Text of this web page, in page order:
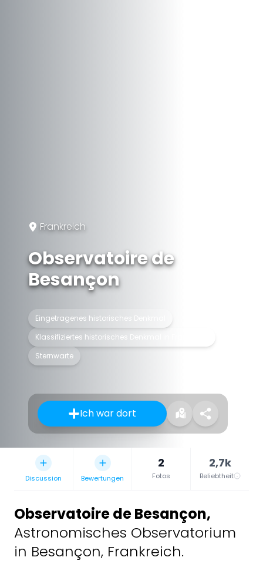
Frankreich
Observatoire de
Besançon
Eingetragenes historisches Denkmal
Klassifiziertes historisches Denkmal in Frankreich
Sternwarte
Ich war dort
Discussion Bewertungen
2
Fotos
2,7k
Beliebtheit
Observatoire de Besançon,
Astronomisches Observatorium
in Besançon, Frankreich.